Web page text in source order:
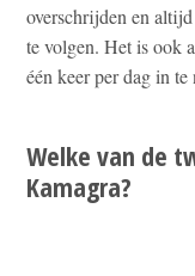
overschrijden en
te volgen. Het is ook
één keer per dag in te
Welke van de
Kamagra?